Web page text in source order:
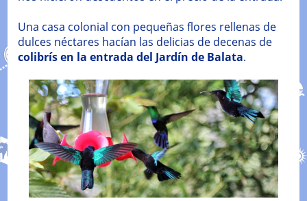
Una casa colonial con pequeñas flores rellenas de
dulces néctares hacían las delicias de decenas de
colibrís en la entrada del Jardín de Balata.